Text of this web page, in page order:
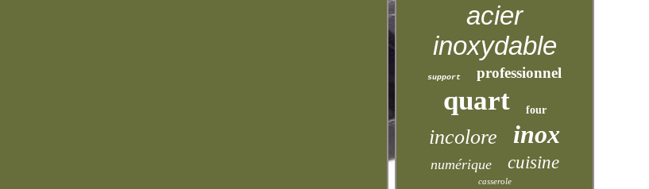
acier
inoxydable
support professionnel
quart four
incolore inox
numérique cuisine
casserole